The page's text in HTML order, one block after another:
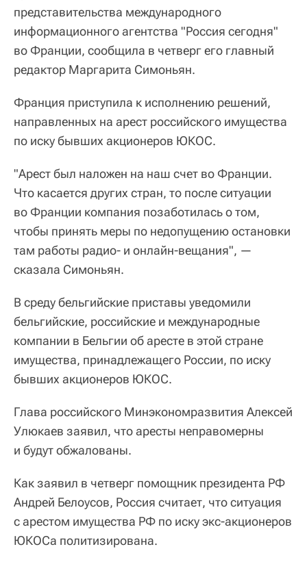
представительства международного
информационного агентства "Россия сегодня"
во Франции, сообщила в четверг его главный
редактор Маргарита Симоньян.
Франция приступила к исполнению решений,
направленных на арест российского имущества
по иску бывших акционеров ЮКОС.
"Арест был наложен на наш счет во Франции.
Что касается других стран, то после ситуации
во Франции компания позаботилась о том,
чтобы принять меры по недопущению остановки
там работы радио- и онлайн-вещания", —
сказала Симоньян.
В среду бельгийские приставы уведомили
бельгийские, российские и международные
компании в Бельгии об аресте в этой стране
имущества, принадлежащего России, по иску
бывших акционеров ЮКОС.
Глава российского Минэкономразвития Алексей
Улюкаев заявил, что аресты неправомерны
и будут обжалованы.
Как заявил в четверг помощник президента РФ
Андрей Белоусов, Россия считает, что ситуация
с арестом имущества РФ по иску экс-акционеров
ЮКОСа политизирована.